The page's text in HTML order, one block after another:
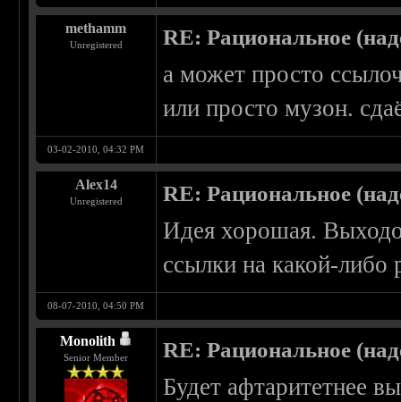
methamm
Unregistered RE: Рациональное
а может просто
или просто музон.
03-02-2010, 04:32 PM
Alex14
Unregistered RE: Рациональное
Идея хорошая.
ссылки на какой-либо
08-07-2010, 04:50 PM
Monolith
Senior Member RE: Рациональное
Будет афтаритетнее